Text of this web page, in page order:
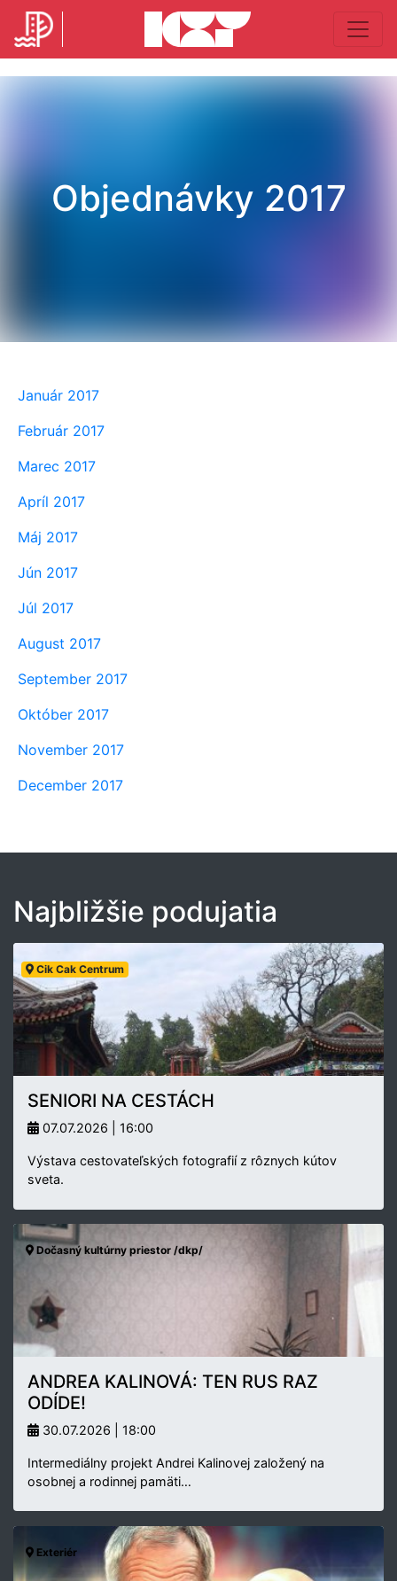
Objednávky 2017
Január 2017
Február 2017
Marec 2017
Apríl 2017
Máj 2017
Jún 2017
Júl 2017
August 2017
September 2017
Október 2017
November 2017
December 2017
Najbližšie podujatia
Cik Cak Centrum
SENIORI NA CESTÁCH
07.07.2026 | 16:00
Výstava cestovateľských fotografií z rôznych kútov
sveta.
Dočasný kultúrny priestor /dkp/
ANDREA KALINOVÁ: TEN RUS RAZ
ODÍDE!
30.07.2026 | 18:00
Intermediálny projekt Andrei Kalinovej založený na
osobnej a rodinnej pamäti…
Exteriér